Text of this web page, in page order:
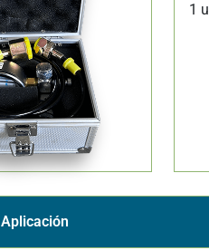
1
Aplicación